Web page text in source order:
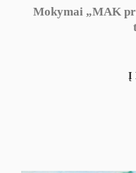
Mokymai „MAK
Į